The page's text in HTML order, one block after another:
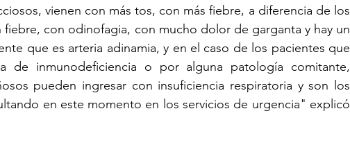
vienen con más tos, con más fiebre, a diferencia de los
fiebre, con odinofagia, con mucho dolor de garganta y hay un
que es arteria adinamia, y en el caso de los pacientes que
de inmunodeficiencia o por alguna patología comitante,
pueden ingresar con insuficiencia respiratoria y son los
en este momento en los servicios de urgencia" explicó